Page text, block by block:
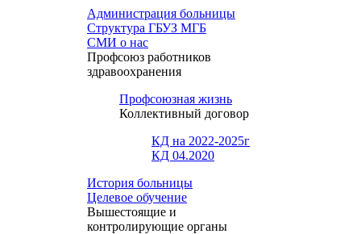
Администрация больницы
Структура ГБУЗ МГБ
СМИ о нас
Профсоюз работников
здравоохранения
Профсоюзная жизнь
Коллективный договор
КД на 2022-2025г
КД 04.2020
История больницы
Целевое обучение
Вышестоящие и
контролирующие органы